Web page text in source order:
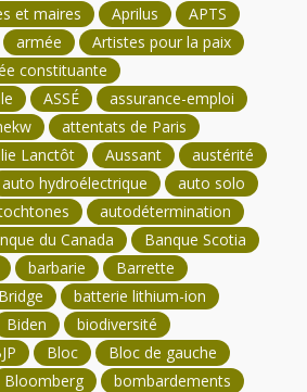
et maires
Aprilus
APTS
armée
Artistes pour la paix
constituante
ASSÉ
assurance-emploi
attentats de Paris
Lanctôt Aussant
austérité
auto hydroélectrique
auto solo
autodétermination
du Canada
Banque Scotia
barbarie
Barrette
batterie lithium-ion
Biden
biodiversité
Bloc
Bloc de gauche
Bloomberg
bombardements